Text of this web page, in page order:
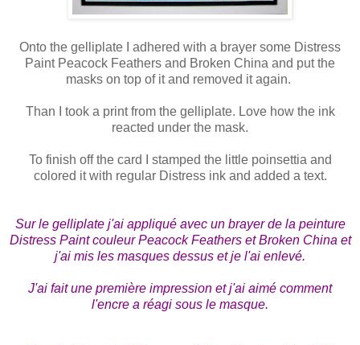
Onto the gelliplate I adhered with a brayer some Distress
Paint Peacock Feathers and Broken China and put the
masks on top of it and removed it again.
Than I took a print from the gelliplate. Love how the ink
reacted under the mask.
To finish off the card I stamped the little poinsettia and
colored it with regular Distress ink and added a text.
Sur le gelliplate j'ai appliqué avec un brayer de la peinture
Distress Paint couleur Peacock Feathers et Broken China et
j'ai mis les masques dessus et je l'ai enlevé.
J'ai fait une première impression et j'ai aimé comment
l'encre a réagi sous le masque.